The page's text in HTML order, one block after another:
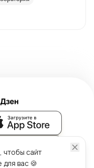
, чтобы сайт
вас 🍪
Блог
данных